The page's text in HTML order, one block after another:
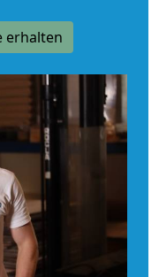
erhalten